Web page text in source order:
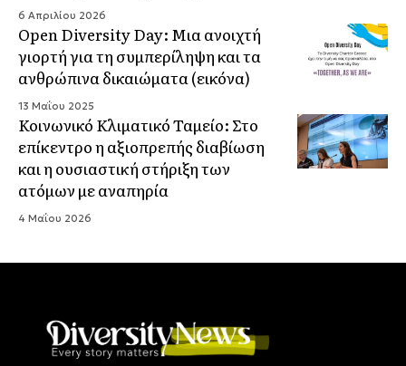
6 Απριλίου 2026
Open Diversity Day: Μια ανοιχτή
γιορτή για τη συμπερίληψη και τα
ανθρώπινα δικαιώματα (εικόνα)
13 Μαΐου 2025
Κοινωνικό Κλιματικό Ταμείο: Στο
επίκεντρο η αξιοπρεπής διαβίωση
και η ουσιαστική στήριξη των
ατόμων με αναπηρία
4 Μαΐου 2026